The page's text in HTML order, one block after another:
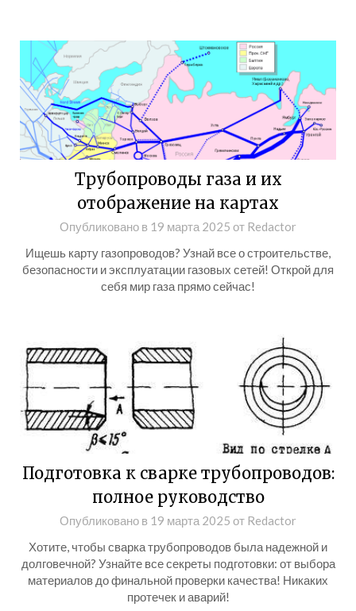
Трубопроводы газа и их
отображение на картах
Опубликовано в 19 марта 2025 от Redactor
Ищешь карту газопроводов? Узнай все о строительстве,
безопасности и эксплуатации газовых сетей! Открой для
себя мир газа прямо сейчас!
Подготовка к сварке трубопроводов:
полное руководство
Опубликовано в 19 марта 2025 от Redactor
Хотите, чтобы сварка трубопроводов была надежной и
долговечной? Узнайте все секреты подготовки: от выбора
материалов до финальной проверки качества! Никаких
протечек и аварий!